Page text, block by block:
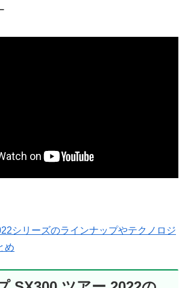
シリーズのラインナップやテクノロジ
め